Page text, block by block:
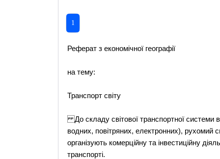
1
Реферат з економічної географії
на тему:
Транспорт світу
До складу світової транспортної системи
водних, повітряних, електронних), рухомий
організують комерційну та інвестиційну
транспорті.